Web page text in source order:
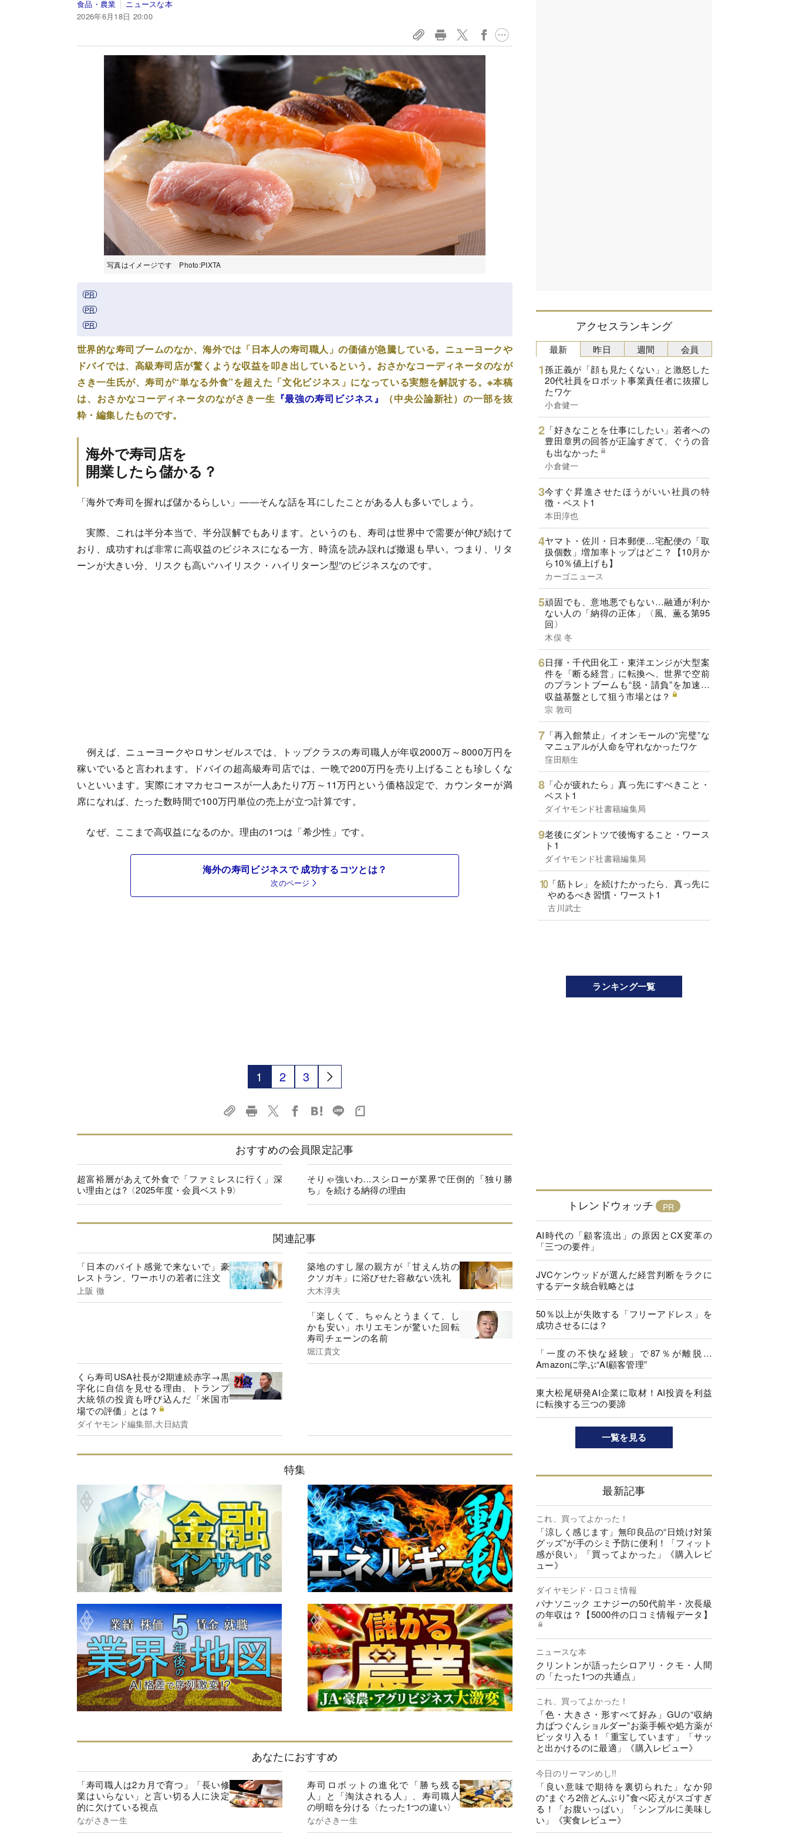
食品・農業
ニュースな本
2026年6月18日 20:00
写真はイメージです Photo:PIXTA
世界的な寿司ブームのなか、海外では「日本人の寿司職人」の価値が急騰している。ニューヨークや
ドバイでは、高級寿司店が驚くような収益を叩き出しているという。おさかなコーディネータのなが
さき一生氏が、寿司が“単なる外食”を超えた「文化ビジネス」になっている実態を解説する。※本稿
は、おさかなコーディネータのながさき一生 『最強の寿司ビジネス』
（中央公論新社）の一部を抜
粋・編集したものです。
海外で寿司店を
開業したら儲かる？
「海外で寿司を握れば儲かるらしい」――そんな話を耳にしたことがある人も多いでしょう。
実際、これは半分本当で、半分誤解でもあります。というのも、寿司は世界中で需要が伸び続けて
おり、成功すれば非常に高収益のビジネスになる一方、時流を読み誤れば撤退も早い。つまり、リタ
ーンが大きい分、リスクも高い“ハイリスク・ハイリターン型”のビジネスなのです。
例えば、ニューヨークやロサンゼルスでは、トップクラスの寿司職人が年収2000万～8000万円を
稼いでいると言われます。ドバイの超高級寿司店では、一晩で200万円を売り上げることも珍しくな
いといいます。実際にオマカセコースが一人あたり7万～11万円という価格設定で、カウンターが満
席になれば、たった数時間で100万円単位の売上が立つ計算です。
なぜ、ここまで高収益になるのか。理由の1つは「希少性」です。
海外の寿司ビジネスで 成功するコツとは？
次のページ
1 2 3
おすすめの会員限定記事
超富裕層があえて外食で「ファミレスに行く」深
い理由とは?〈2025年度・会員ベスト9〉
そりゃ強いわ...スシローが業界で圧倒的「独り勝
ち」を続ける納得の理由
関連記事
「日本のバイト感覚で来ないで」豪
レストラン、ワーホリの若者に注文
上阪 徹
築地のすし屋の親方が「甘えん坊の
クソガキ」に浴びせた容赦ない洗礼
大木淳夫
「楽しくて、ちゃんとうまくて、し
かも安い」ホリエモンが驚いた回転
寿司チェーンの名前
堀江貴文
くら寿司USA社長が2期連続赤字→黒
字化に自信を見せる理由、トランプ
大統領の投資も呼び込んだ「米国市
場での評価」とは？
ダイヤモンド編集部,大日結貴
特集
あなたにおすすめ
「寿司職人は2カ月で育つ」「長い修
業はいらない」と言い切る人に決定
的に欠けている視点
ながさき一生
寿司ロボットの進化で「勝ち残る
人」と「淘汰される人」、寿司職人
の明暗を分ける〈たった1つの違い〉
ながさき一生
アクセスランキング
最新
孫正義が「顔も見たくない」と激怒した
20代社員をロボット事業責任者に抜擢し
たワケ
小倉健一
「好きなことを仕事にしたい」若者への
豊田章男の回答が正論すぎて、ぐうの音
も出なかった
小倉健一
今すぐ昇進させたほうがいい社員の特
徴・ベスト1
本田淳也
ヤマト・佐川・日本郵便…宅配便の「取
扱個数」増加率トップはどこ？【10月か
ら10％値上げも】
カーゴニュース
頑固でも、意地悪でもない…融通が利か
ない人の「納得の正体」〈風、薫る第95
回〉
木俣 冬
日揮・千代田化工・東洋エンジが大型案
件を「断る経営」に転換へ、世界で空前
のプラントブームも“脱・請負”を加速…
収益基盤として狙う市場とは？
宗 敦司
「再入館禁止」イオンモールの“完璧”な
マニュアルが人命を守れなかったワケ
窪田順生
「心が疲れたら」真っ先にすべきこと・
ベスト1
ダイヤモンド社書籍編集局
老後にダントツで後悔すること・ワース
ト1
ダイヤモンド社書籍編集局
「筋トレ」を続けたかったら、真っ先に
やめるべき習慣・ワースト1
古川武士
昨日 週間 会員
ランキング一覧
トレンドウォッチ
AI時代の「顧客流出」の原因とCX変革の
「三つの要件」
JVCケンウッドが選んだ経営判断をラクに
するデータ統合戦略とは
50％以上が失敗する「フリーアドレス」を
成功させるには？
「一度の不快な経験」で87％が離脱…
Amazonに学ぶ“AI顧客管理”
東大松尾研発AI企業に取材！AI投資を利益
に転換する三つの要諦
一覧を見る
最新記事
これ、買ってよかった！
「涼しく感じます」無印良品の“日焼け対策
グッズ”が手のシミ予防に便利！「フィット
感が良い」「買ってよかった」《購入レビ
ュー》
ダイヤモンド・口コミ情報
パナソニック エナジーの50代前半・次長級
の年収は？【5000件の口コミ情報データ】
ニュースな本
クリントンが語ったシロアリ・クモ・人間
の「たった1つの共通点」
これ、買ってよかった！
「色・大きさ・形すべて好み」GUの“収納
力ばつぐんショルダー”お薬手帳や処方薬が
ピッタリ入る！「重宝しています」「サッ
と出かけるのに最適」《購入レビュー》
今日のリーマンめし!!
「良い意味で期待を裏切られた」なか卯
の“まぐろ2倍どんぶり”食べ応えがスゴすぎ
る！「お腹いっぱい」「シンプルに美味し
い」《実食レビュー》